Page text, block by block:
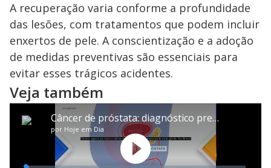
A recuperação varia conforme a profundidade
das lesões, com tratamentos que podem incluir
enxertos de pele. A conscientização e a adoção
de medidas preventivas são essenciais para
evitar esses trágicos acidentes.
Veja também